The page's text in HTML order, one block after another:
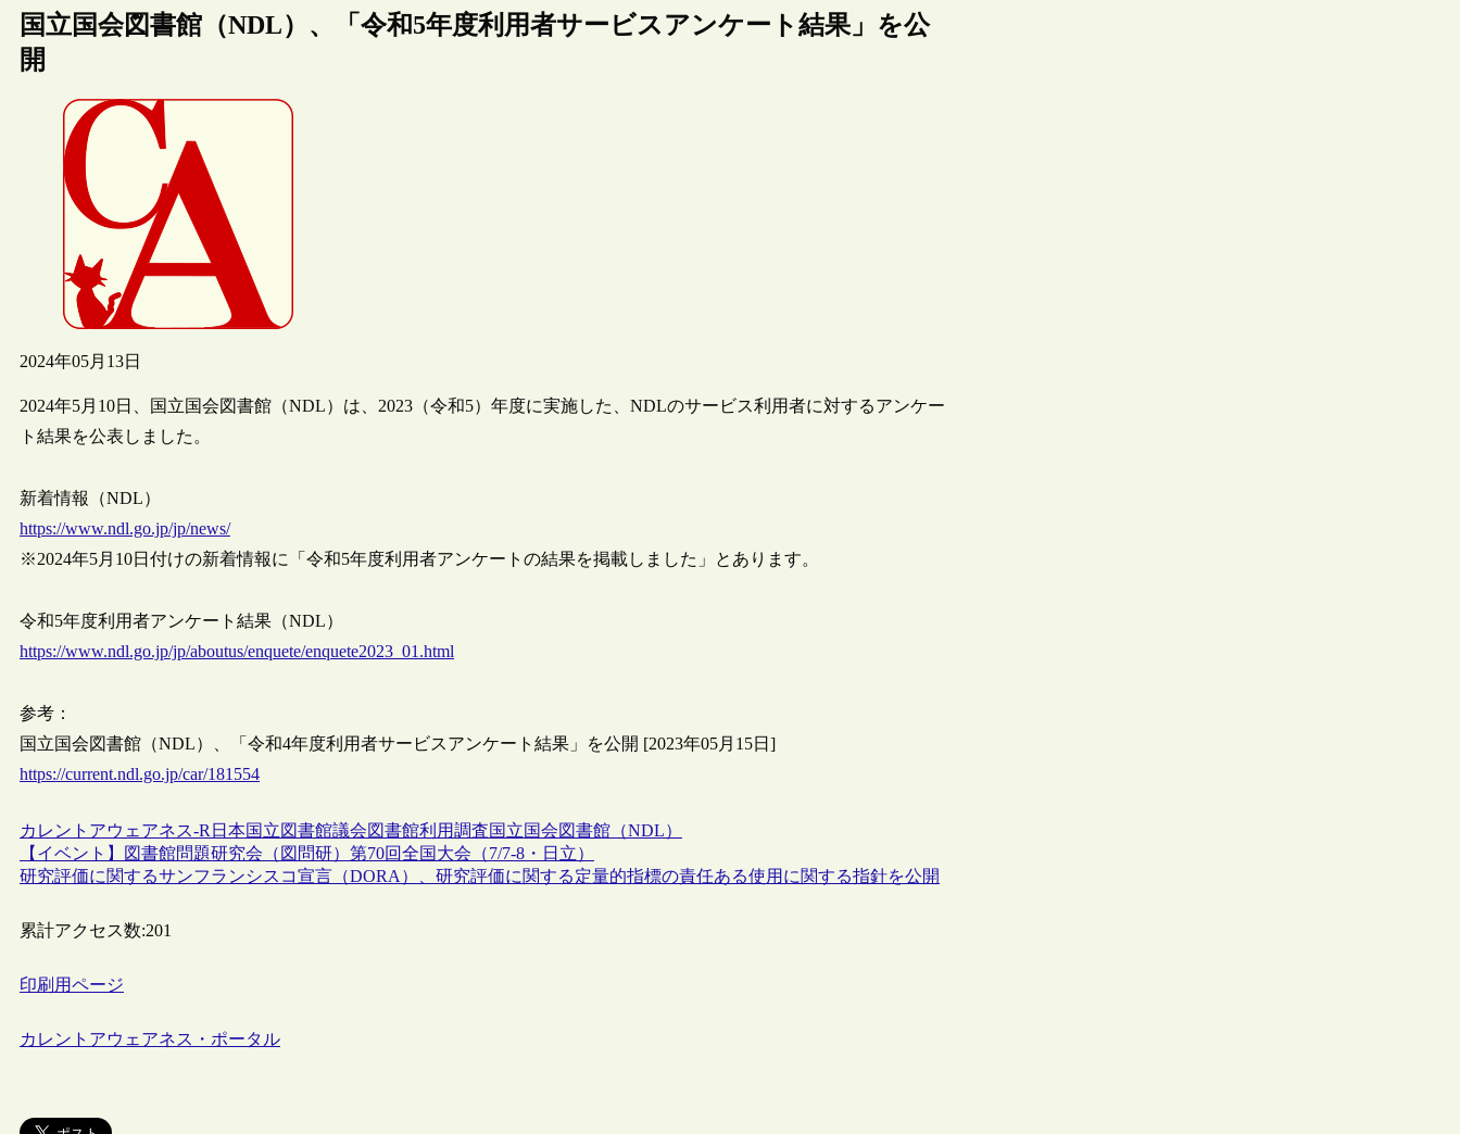
国立国会図書館（NDL）、「令和5年度利用者サービスアンケート結果」を公
開
2024年05月13日
2024年5月10日、国立国会図書館（NDL）は、2023（令和5）年度に実施した、NDLのサービス利用者に対するアンケー
ト結果を公表しました。
新着情報（NDL）
https://www.ndl.go.jp/jp/news/
※2024年5月10日付けの新着情報に「令和5年度利用者アンケートの結果を掲載しました」とあります。
令和5年度利用者アンケート結果（NDL）
https://www.ndl.go.jp/jp/aboutus/enquete/enquete2023_01.html
参考：
国立国会図書館（NDL）、「令和4年度利用者サービスアンケート結果」を公開 [2023年05月15日]
https://current.ndl.go.jp/car/181554
カレントアウェアネス-R 日本国立図書館議会図書館利用調査国立国会図書館（NDL）
【イベント】図書館問題研究会（図問研）第70回全国大会（7/7-8・日立）
研究評価に関するサンフランシスコ宣言（DORA）、研究評価に関する定量的指標の責任ある使用に関する指針を公開
累計アクセス数:201
印刷用ページ
カレントアウェアネス・ポータル